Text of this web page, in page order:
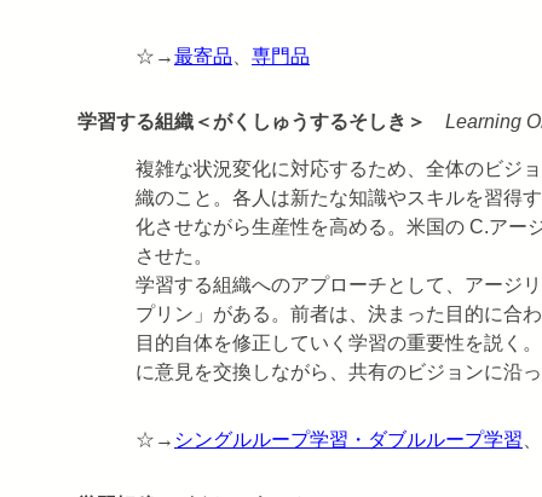
☆→最寄品 専門品
学習する組織＜がくしゅうするそしき＞ Learning
複雑な状況変化に対応するため、全体のビジ
織のこと。各人は新たな知識やスキルを習得
化させながら生産性を高める。米国の C.アー
させた。
学習する組織へのアプローチとして、アージ
プリン」がある。前者は、決まった目的に合
目的自体を修正していく学習の重要性を説く
に意見を交換しながら、共有のビジョンに沿
☆→ シングルループ学習・ダブルループ学習